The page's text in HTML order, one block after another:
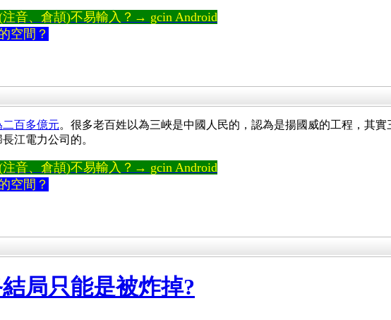
音、倉頡)不易輸入？→ gcin Android
空間？
百多億元。很多老百姓以為三峽是中國人民的，認為是揚國威的工程，其
江電力公司的。
音、倉頡)不易輸入？→ gcin Android
空間？
局只能是被炸掉?